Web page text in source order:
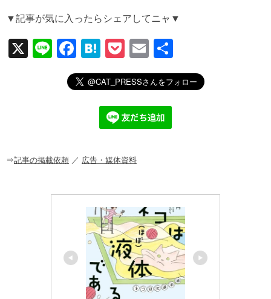
▼記事が気に入ったらシェアしてニャ▼
X
Li
F
a
c
o
H
at
e
n
a
P
o
ck
et
E
m
ail
有
⇒記事の掲載依頼 ／ 広告・媒体資料